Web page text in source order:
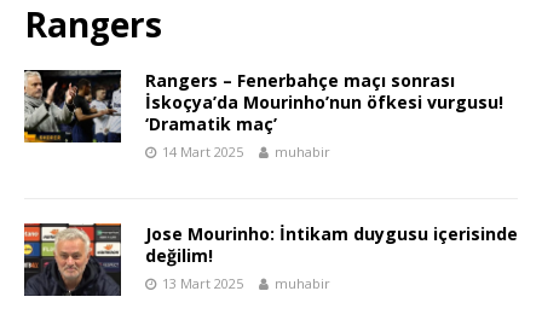
Rangers
Rangers – Fenerbahçe maçı sonrası
İskoçya’da Mourinho’nun öfkesi vurgusu!
‘Dramatik maç’
14 Mart 2025 muhabir
Jose Mourinho: İntikam duygusu içerisinde
değilim!
13 Mart 2025 muhabir